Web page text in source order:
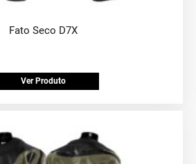
Fato Seco D7X
Ver Produto